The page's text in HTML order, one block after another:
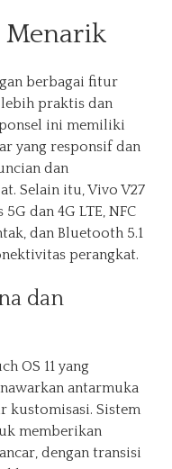
Menarik
berbagai fitur
praktis dan
ini memiliki
yang responsif dan
dan
Selain itu, Vivo V27
dan 4G LTE, NFC
dan Bluetooth 5.1
perangkat.
dan
OS 11 yang
antarmuka
kustomisasi. Sistem
memberikan
dengan transisi